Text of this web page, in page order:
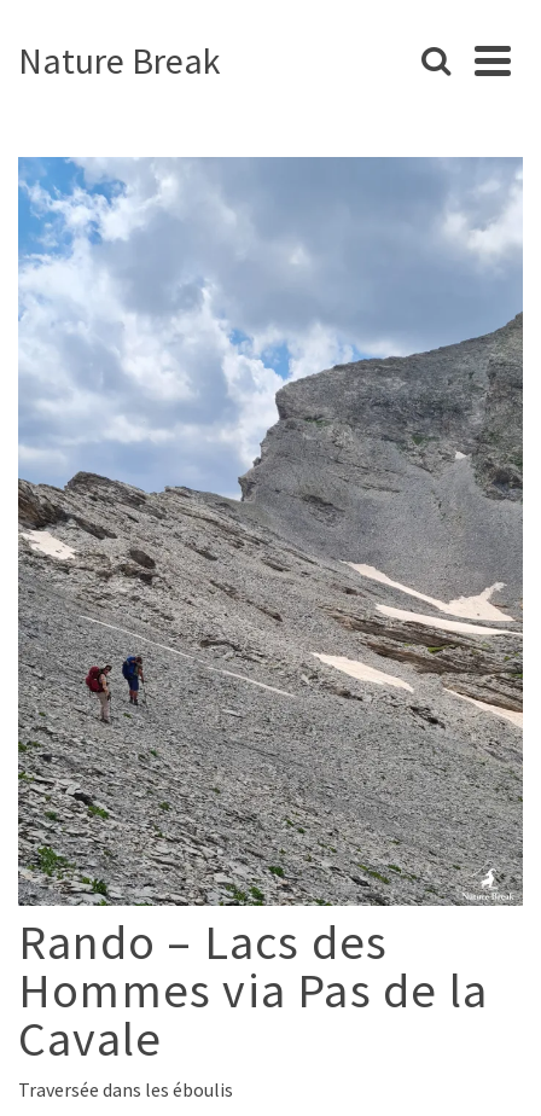
Nature Break
Rando – Lacs des
Hommes via Pas de la
Cavale
Traversée dans les éboulis